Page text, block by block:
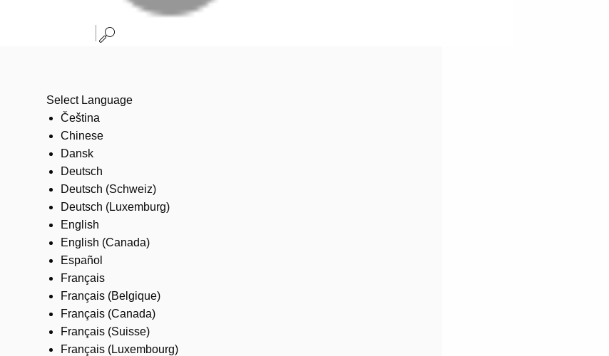
Select Language
Čeština
Chinese
Dansk
Deutsch
Deutsch (Schweiz)
Deutsch (Luxemburg)
English
English (Canada)
Español
Français
Français (Belgique)
Français (Canada)
Français (Suisse)
Français (Luxembourg)